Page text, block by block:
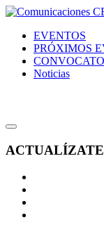
EVENTOS
PRÓXIMOS
Noticias